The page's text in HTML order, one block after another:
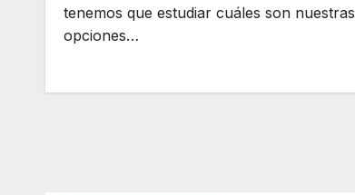
tenemos que estudiar cuáles son nuestras
opciones…